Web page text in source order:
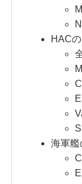
HAC
海軍艦